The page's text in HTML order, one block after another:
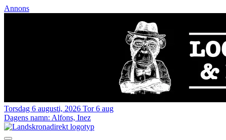
Annons
Torsdag 6 augusti, 2026 Tor 6 aug
Dagens namn: Alfons, Inez